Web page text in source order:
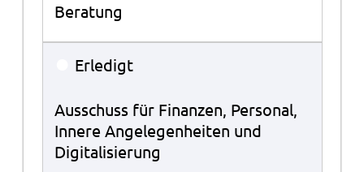
Beratung
Erledigt
Ausschuss für Finanzen, Personal,
Innere Angelegenheiten und
Digitalisierung